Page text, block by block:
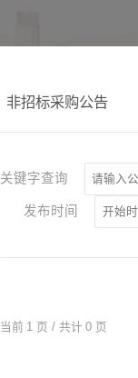
非招标采购公告
关键字查询
发布时间
当前 1 页 / 共计 0 页